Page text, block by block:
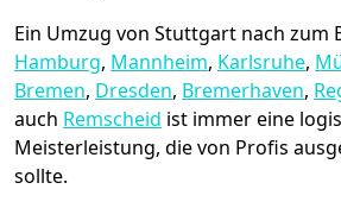
Ein Umzug von Stuttgart nach zum
Hamburg, Mannheim, Karlsruhe,
Bremen, Dresden, Bremer­haven,
auch Remscheid ist immer eine
Meisterleistung, die von Profis
sollte.